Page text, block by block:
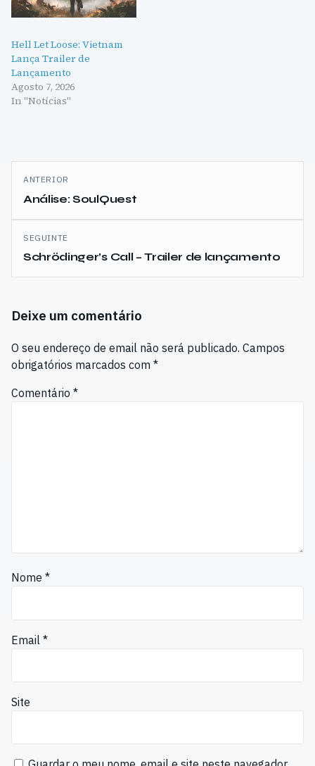
Hell Let Loose: Vietnam
Lança Trailer de
Lançamento
Agosto 7, 2026
In "Notícias"
Navegação
de
artigos
ANTERIOR
Análise: SoulQuest
SEGUINTE
Schrödinger’s Call – Trailer de lançamento
Deixe um comentário
O seu endereço de email não será publicado. Campos
obrigatórios marcados com *
Comentário *
Nome *
Email *
Site